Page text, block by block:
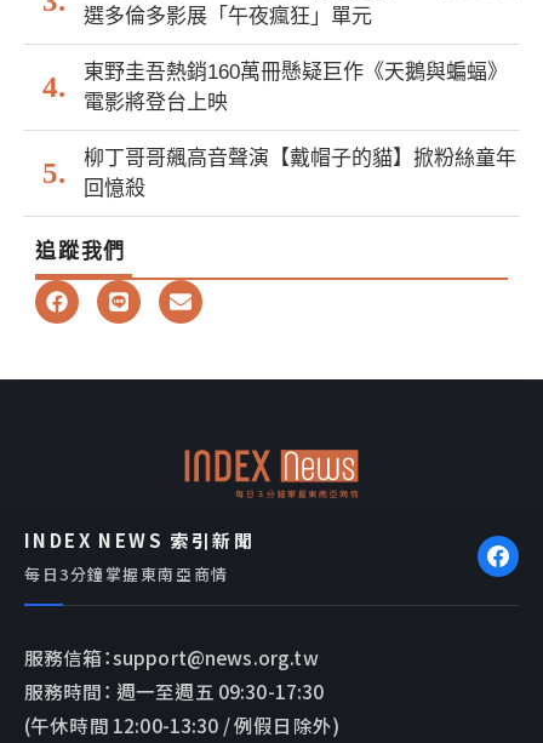
選多倫多影展「午夜瘋狂」單元
東野圭吾熱銷160萬冊懸疑巨作《天鵝與蝙蝠》
電影將登台上映
柳丁哥哥飆高音聲演【戴帽子的貓】掀粉絲童年
回憶殺
追蹤我們
F
a
b
L
i
E
n
l
INDEX NEWS 索引新聞
每日3分鐘掌握東南亞商情
服務信箱：support@news.org.tw
服務時間： 週一至週五 09:30-17:30
(午休時間 12:00-13:30 / 例假日除外)